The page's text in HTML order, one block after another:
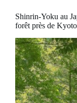
Shinrin-Yoku au
forêt près de